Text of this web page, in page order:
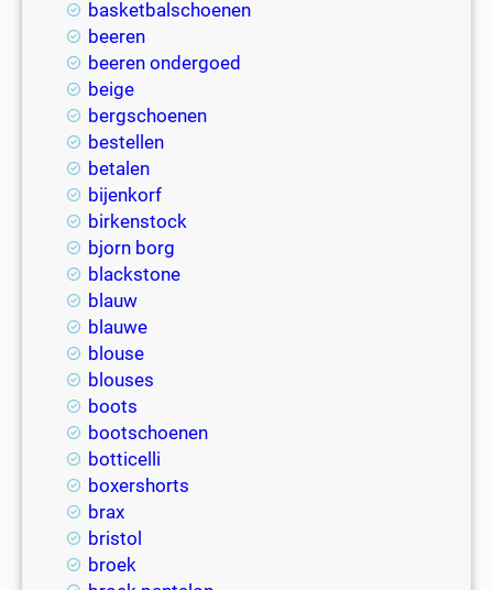
basketbalschoenen
beeren
beeren ondergoed
beige
bergschoenen
bestellen
betalen
bijenkorf
birkenstock
bjorn borg
blackstone
blauw
blauwe
blouse
blouses
boots
bootschoenen
botticelli
boxershorts
brax
bristol
broek